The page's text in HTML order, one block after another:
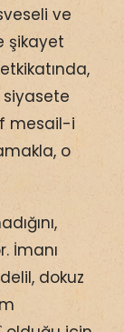
ve
şikayet
mesail-i
o
İmanı
dokuz